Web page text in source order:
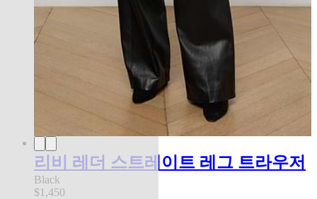
리비 레더 스트레이트 레그 트라우저
Black
$1,450